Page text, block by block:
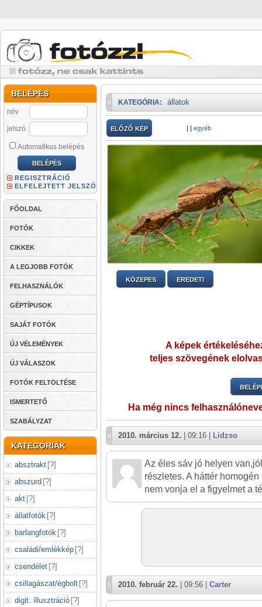
BELÉPÉS
név
jelszó
Automatikus belépés
REGISZTRÁCIÓ
ELFELEJTETT JELSZÓ
FŐOLDAL
FOTÓK
CIKKEK
A LEGJOBB FOTÓK
FELHASZNÁLÓK
GÉPTÍPUSOK
SAJÁT FOTÓK
ÚJ VÉLEMÉNYEK
ÚJ VÁLASZOK
FOTÓK FELTÖLTÉSE
ISMERTETŐ
SZABÁLYZAT
KATEGÓRIÁK
absztrakt [?]
abszurd [?]
akt [?]
állatfotók [?]
barlangfotók [?]
családi/emlékkép [?]
csendélet [?]
csillagászat/égbolt [?]
digit. illusztráció [?]
KATEGÓRIA: állatok
ELŐZŐ KÉP | | egyéb
KÖZEPES EREDETI
A képek
teljes szövegének
Ha még nincs
2010. március 12. | 09:16 | Lidzso
Az éles sáv jó helyen
részletes. A háttér
nem vonja el a figyelmet a
2010. február 22. | 09:56 | Carter